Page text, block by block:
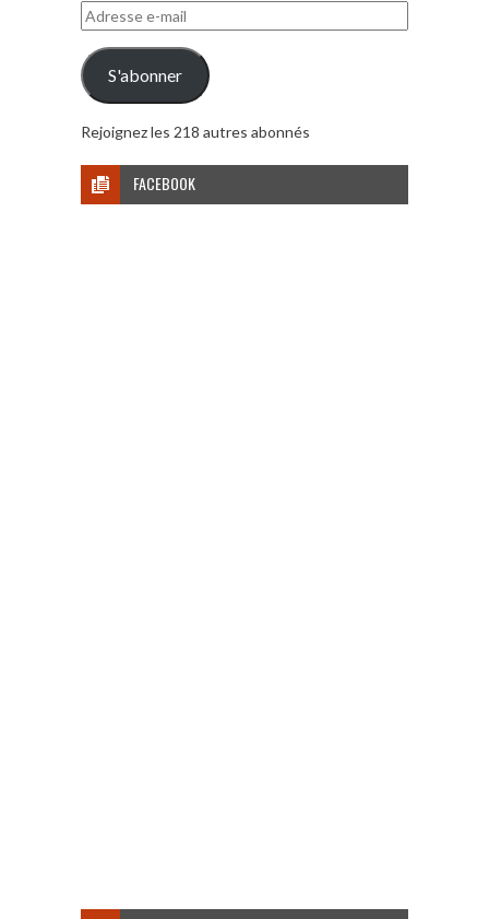
Adresse
e-
mail
S'abonner
Rejoignez les 218 autres abonnés
FACEBOOK